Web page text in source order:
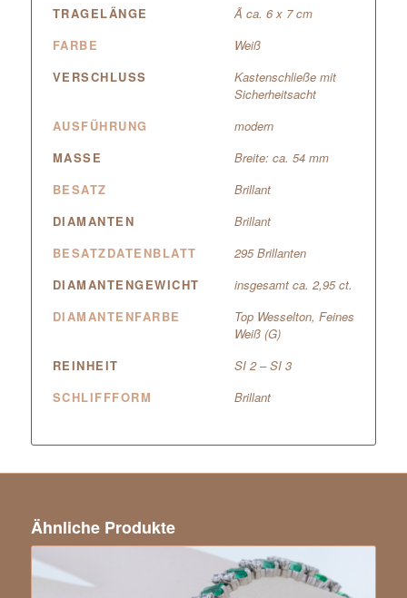
TRAGELÄNGE
Ã ca. 6 x 7 cm
FARBE
Weiß
VERSCHLUSS
Kastenschließe mit
Sicherheitsacht
AUSFÜHRUNG
modern
MASSE
Breite: ca. 54 mm
BESATZ
Brillant
DIAMANTEN
Brillant
BESATZDATENBLATT
295 Brillanten
DIAMANTENGEWICHT
insgesamt ca. 2,95 ct.
DIAMANTENFARBE
Top Wesselton, Feines
Weiß (G)
REINHEIT
SI 2 – SI 3
SCHLIFFFORM
Brillant
Ähnliche Produkte